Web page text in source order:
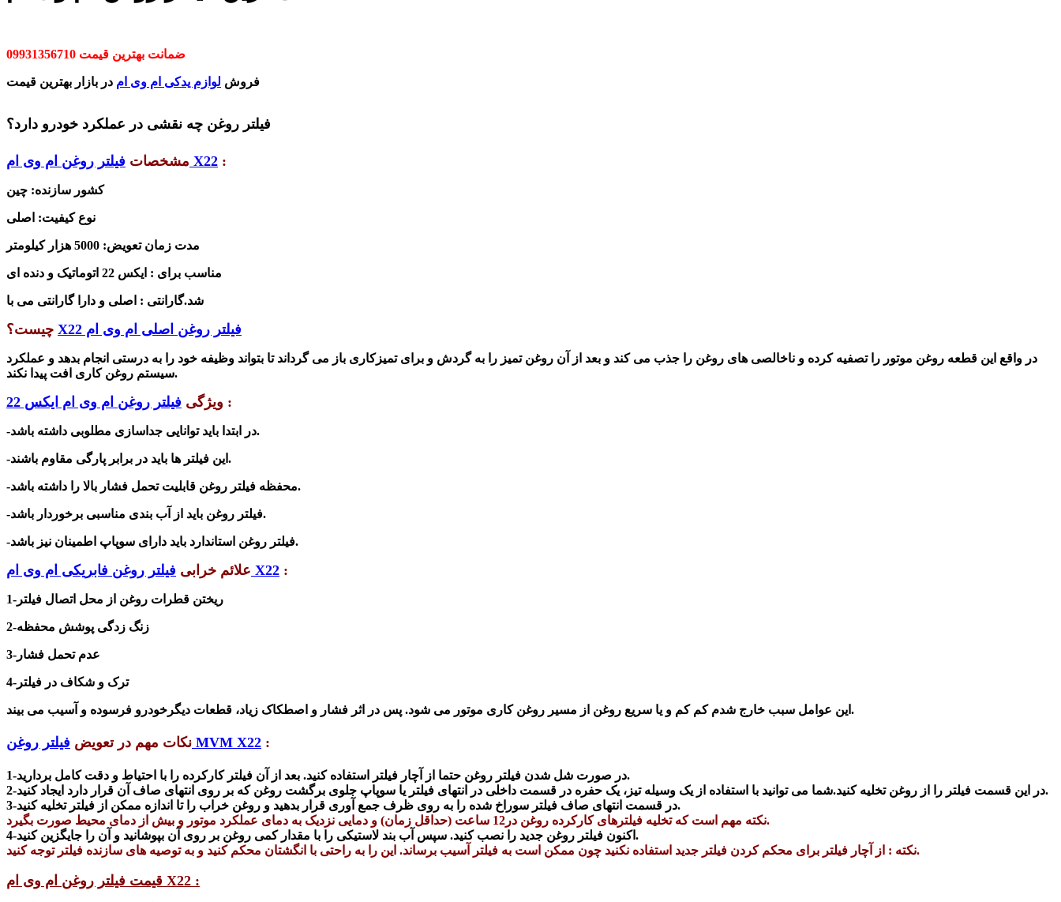
ضمانت بهترین قیمت 09931356710
فروش لوازم یدکی ام وی ام در بازار بهترین قیمت
فیلتر روغن چه نقشی در عملکرد خودرو دارد؟
مشخصات فیلتر روغن ام وی ام X22 :
کشور سازنده: چین
نوع کیفیت: اصلی
مدت زمان تعویض: 5000 هزار کیلومتر
مناسب برای : ایکس 22 اتوماتیک و دنده ای
گارانتی : اصلی و دارا گارانتی می باشد.
فیلتر روغن اصلی ام وی ام X22 چیست؟
در واقع این قطعه روغن موتور را تصفیه کرده و ناخالصی های روغن را جذب می کند و بعد از آن روغن تمیز را به گردش و برای تمیزکاری باز می گرداند تا بتواند وظیفه خود را به درستی انجام بدهد و عملکرد
سیستم روغن کاری افت پیدا نکند.
ویژگی فیلتر روغن ام وی ام ایکس 22 :
-در ابتدا باید توانایی جداسازی مطلوبی داشته باشد.
-این فیلتر ها باید در برابر پارگی مقاوم باشند.
-محفظه فیلتر روغن قابلیت تحمل فشار بالا را داشته باشد.
-فیلتر روغن باید از آب بندی مناسبی برخوردار باشد.
-فیلتر روغن استاندارد باید دارای سوپاپ اطمینان نیز باشد.
علائم خرابی فیلتر روغن فابریکی ام وی ام X22 :
1-ریختن قطرات روغن از محل اتصال فیلتر
2-زنگ زدگی پوشش محفظه
3-عدم تحمل فشار
4-ترک و شکاف در فیلتر
این عوامل سبب خارج شدم کم کم و یا سریع روغن از مسیر روغن کاری موتور می شود. پس در اثر فشار و اصطکاک زیاد، قطعات دیگرخودرو فرسوده و آسیب می بیند.
نکات مهم در تعویض فیلتر روغن MVM X22 :
1-در صورت شل شدن فیلتر روغن حتما از آچار فیلتر استفاده کنید. بعد از آن فیلتر کارکرده را با احتیاط و دقت کامل بردارید.
2-در این قسمت فیلتر را از روغن تخلیه کنید.شما می توانید
با استفاده از یک وسیله تیز، یک حفره در قسمت داخلی در انتهای فیلتر یا سوپاپ جلوی برگشت روغن که بر روی انتهای صاف آن قرار دارد ایجاد کنید.
3-در قسمت انتهای صاف فیلتر سوراخ شده را به روی ظرف جمع آوری قرار بدهید و روغن خراب را تا اندازه ممکن از فیلتر تخلیه کنید.
نکته مهم است که تخلیه فیلترهای کارکرده روغن در12 ساعت (حداقل زمان) و دمایی نزدیک به دمای عملکرد موتور و بیش از دمای محیط صورت بگیرد.
4-اکنون فیلتر روغن جدید را نصب کنید. سپس آب بند لاستیکی را با مقدار کمی روغن بر روی آن بپوشانید و آن را جایگزین کنید.
نکته : از آچار فیلتر برای محکم کردن فیلتر جدید استفاده نکنید چون ممکن است به فیلتر آسیب برساند. این را به راحتی با انگشتان محکم کنید و به توصیه های سازنده فیلتر توجه کنید.
قیمت فیلتر روغن ام وی ام X22 :